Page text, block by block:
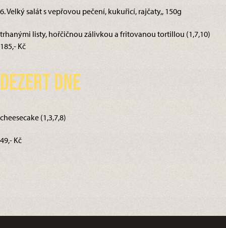
6. Velký salát s vepřovou pečení, kukuřicí, rajčaty,, 150g
trhanými listy, hořčičnou zálivkou a fritovanou tortillou (1,7,10)
185,- Kč
Dezert dne
cheesecake (1,3,7,8)
49,- Kč